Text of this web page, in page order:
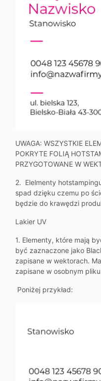
UWAGA: WSZYSTKIE
POKRYTE FOLIĄ
PRZYGOTOWANE W
2. Elelmenty
spad dzięku czemu po
będzie do krawędzi
Lakier UV
1. Elementy, które mają
być zaznaczone jako
zapisane w wektorach.
zapisane w osobnym
Poniżej przykład: